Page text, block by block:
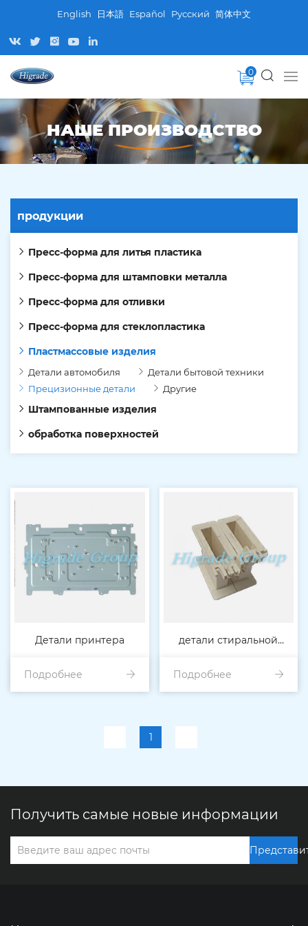
English 日本語 Español Pусский 简体中文
0
НАШЕ ПРОИЗВОДСТВО
продукции
Пресс-форма для литья пластика
Пресс-форма для штамповки металла
Пресс-форма для отливки
Пресс-форма для стеклопластика
Пластмассовые изделия
Детали автомобиля
Детали бытовой техники
Прецизионные детали
Другие
Штампованные изделия
обработка поверхностей
Детали принтера
Подробнее
детали стиральной
машины
Подробнее
1
Получить самые новые информации